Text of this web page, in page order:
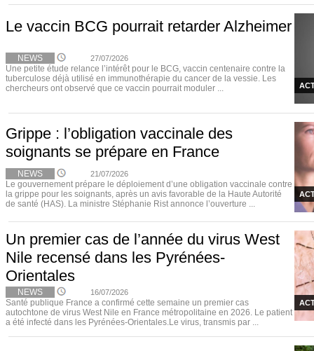
Le vaccin BCG pourrait retarder Alzheimer
NEWS 27/07/2026
Une petite étude relance l’intérêt pour le BCG, vaccin centenaire contre la
tuberculose déjà utilisé en immunothérapie du cancer de la vessie. Les
chercheurs ont observé que ce vaccin pourrait moduler ...
Grippe : l’obligation vaccinale des
soignants se prépare en France
NEWS 21/07/2026
Le gouvernement prépare le déploiement d’une obligation vaccinale contre
la grippe pour les soignants, après un avis favorable de la Haute Autorité
de santé (HAS). La ministre Stéphanie Rist annonce l’ouverture ...
Un premier cas de l’année du virus West
Nile recensé dans les Pyrénées-
Orientales
NEWS 16/07/2026
Santé publique France a confirmé cette semaine un premier cas
autochtone de virus West Nile en France métropolitaine en 2026. Le patient
a été infecté dans les Pyrénées-Orientales.Le virus, transmis par ...